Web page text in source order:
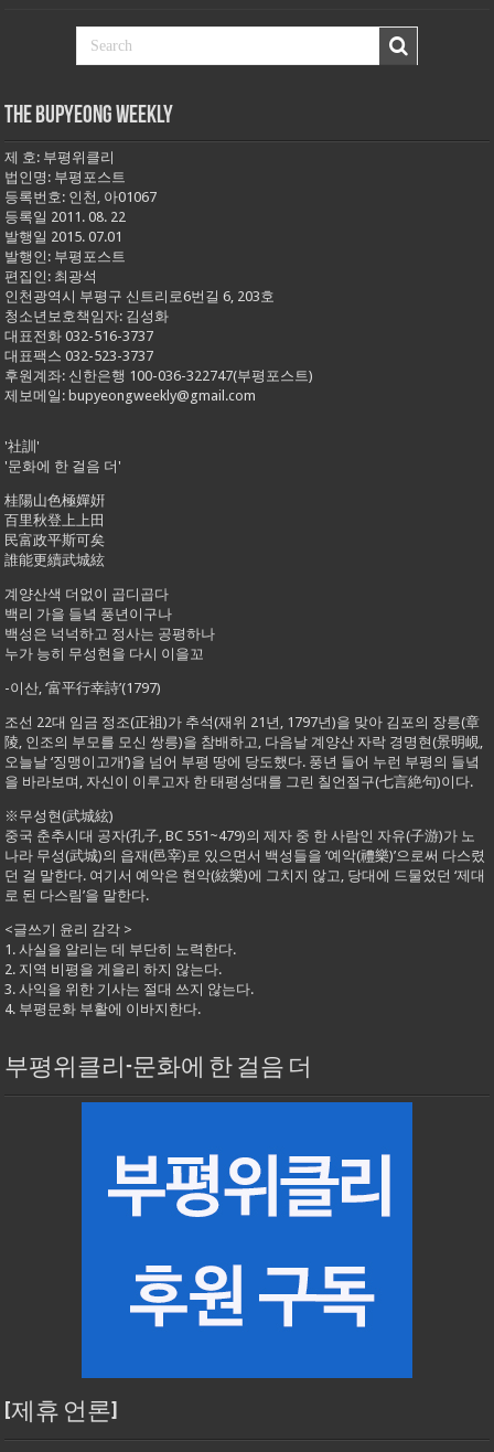
THE BUPYEONG WEEKLY
제 호: 부평위클리
법인명: 부평포스트
등록번호: 인천, 아01067
등록일 2011. 08. 22
발행일 2015. 07.01
발행인: 부평포스트
편집인: 최광석
인천광역시 부평구 신트리로6번길 6, 203호
청소년보호책임자: 김성화
대표전화 032-516-3737
대표팩스 032-523-3737
후원계좌: 신한은행 100-036-322747(부평포스트)
제보메일: bupyeongweekly@gmail.com
'社訓'
'문화에 한 걸음 더'
桂陽山色極嬋姸
百里秋登上上田
民富政平斯可矣
誰能更續武城絃
계양산색 더없이 곱디곱다
백리 가을 들녘 풍년이구나
백성은 넉넉하고 정사는 공평하나
누가 능히 무성현을 다시 이을꼬
-이산, ‘富平行幸詩’(1797)
조선 22대 임금 정조(正祖)가 추석(재위 21년, 1797년)을 맞아 김포의 장릉(章
陵, 인조의 부모를 모신 쌍릉)을 참배하고, 다음날 계양산 자락 경명현(景明峴,
오늘날 ‘징맹이고개’)을 넘어 부평 땅에 당도했다. 풍년 들어 누런 부평의 들녘
을 바라보며, 자신이 이루고자 한 태평성대를 그린 칠언절구(七言絶句)이다.
※무성현(武城絃)
중국 춘추시대 공자(孔子, BC 551~479)의 제자 중 한 사람인 자유(子游)가 노
나라 무성(武城)의 읍재(邑宰)로 있으면서 백성들을 ‘예악(禮樂)’으로써 다스렸
던 걸 말한다. 여기서 예악은 현악(絃樂)에 그치지 않고, 당대에 드물었던 ‘제대
로 된 다스림’을 말한다.
<글쓰기 윤리 감각 >
1. 사실을 알리는 데 부단히 노력한다.
2. 지역 비평을 게을리 하지 않는다.
3. 사익을 위한 기사는 절대 쓰지 않는다.
4. 부평문화 부활에 이바지한다.
부평위클리-문화에 한 걸음 더
[제휴 언론]